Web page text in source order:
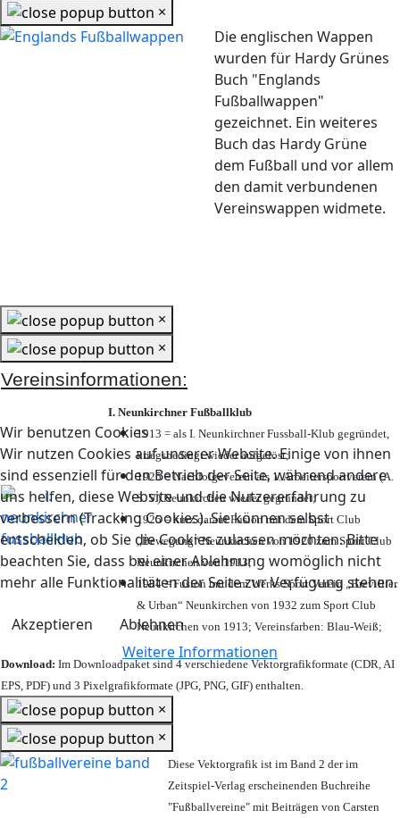
Wir benutzen Cookies
Wir nutzen Cookies auf unserer Website. Einige von ihnen
sind essenziell für den Betrieb der Seite, während andere
uns helfen, diese Website und die Nutzererfahrung zu
verbessern (Tracking Cookies). Sie können selbst
entscheiden, ob Sie die Cookies zulassen möchten. Bitte
beachten Sie, dass bei einer Ablehnung womöglich nicht
mehr alle Funktionalitäten der Seite zur Verfügung stehen.
Akzeptieren
Ablehnen
Weitere Informationen
×
Die englischen Wappen
wurden für Hardy Grünes
Buch "Englands
Fußballwappen"
gezeichnet. Ein weiteres
Buch das Hardy Grüne
dem Fußball und vor allem
den damit verbundenen
Vereinswappen widmete.
×
×
Vereinsinformationen:
I. Neunkirchner Fußballklub
1913 = als I. Neunkirchner Fussball-Klub gegründet,
kriegsbedingt wieder aufgelöst;
1925 = Nachfolgeverein als 1. Arbeitersportverein (A.
S. V.) Neunkirchen wieder gegründet;
1925 = kurz darauf Fusion mit dem Sport Club
„Bewegung“ Neunkirchen von 1920 zum Sport Club
Neunkirchen von 1913;
1984 = Fusion mit dem Werks Sport Verein „Brevillier
& Urban“ Neunkirchen von 1932 zum Sport Club
Neunkirchen von 1913; Vereinsfarben: Blau-Weiß;
Download: Im Downloadpaket sind 4 verschiedene Vektorgrafikformate (CDR, AI
EPS, PDF) und 3 Pixelgrafikformate (JPG, PNG, GIF) enthalten.
×
×
Diese Vektorgrafik ist im Band 2 der im
Zeitspiel-Verlag erscheinenden Buchreihe
"Fußballvereine" mit Beiträgen von Carsten